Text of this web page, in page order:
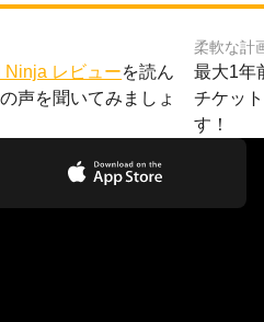
Ninja レビューを読ん
声を聞いてみましょ
柔軟な計
最大1年
チケッ
す！